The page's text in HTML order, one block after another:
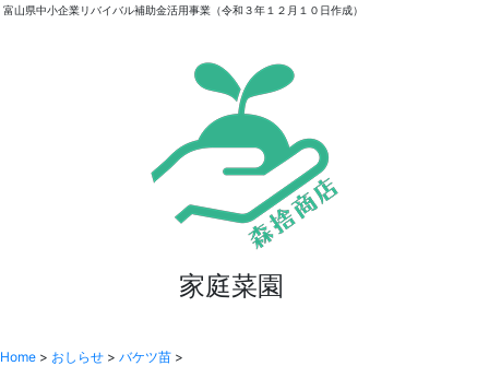
富山県中小企業リバイバル補助金活用事業（令和３年１２月１０日作成）
家庭菜園
Home > おしらせ > バケツ苗 >